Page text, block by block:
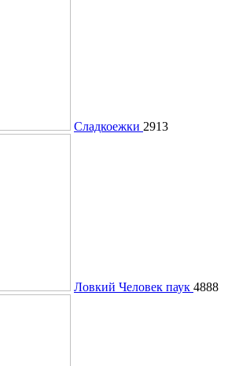
Сладкоежки 2913
Ловкий Человек паук 4888